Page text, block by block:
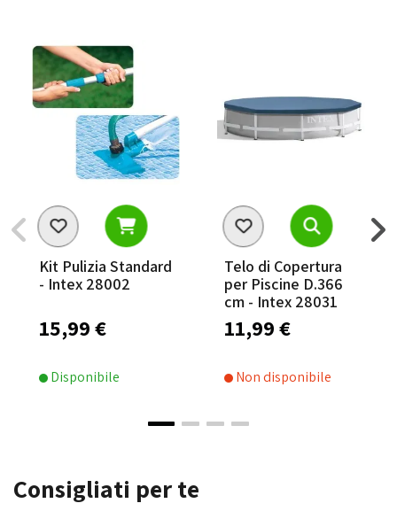
Kit Pulizia Standard
- Intex 28002
15,99 €
Disponibile
Telo di Copertura
per Piscine D.366
cm - Intex 28031
11,99 €
Non disponibile
Consigliati per te